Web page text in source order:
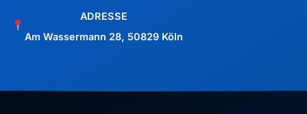
ADRESSE
Am Wassermann 28, 50829 Köln